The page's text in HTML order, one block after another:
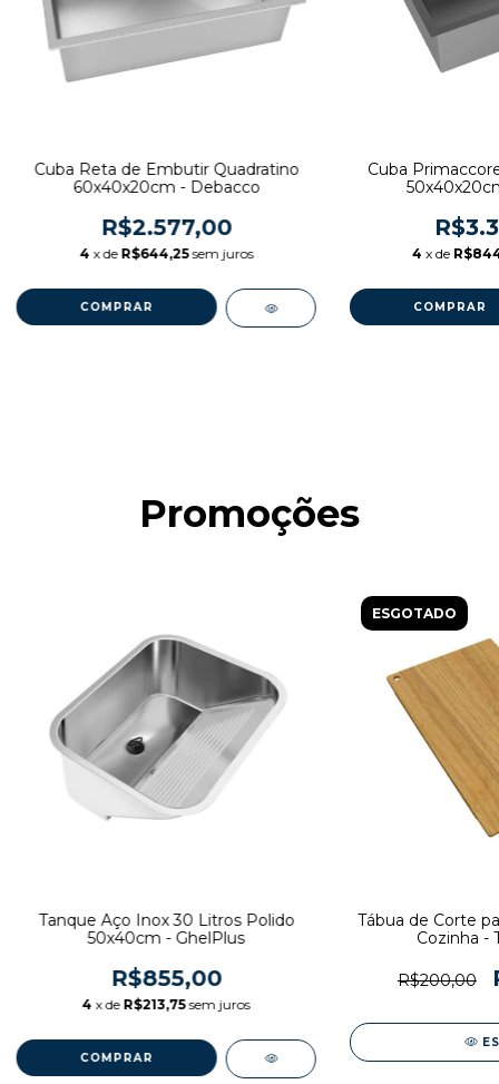
Cuba Reta de Embutir Quadratino
60x40x20cm - Debacco
R$2.577,00
4 x de R$644,25 sem juros
COMPRAR
Cuba
4 x de
COMPRAR
Promoções
Tanque Aço Inox 30 Litros Polido
50x40cm - GhelPlus
R$855,00
4 x de R$213,75 sem juros
COMPRAR
ESGOTADO
Tábua de Corte
Cozinha -
R$200,00